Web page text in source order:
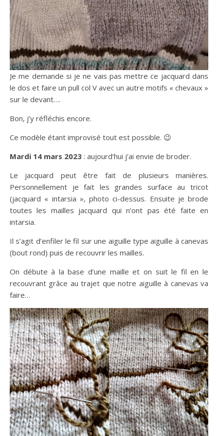
Je me demande si je ne vais pas mettre ce jacquard dans
le dos et faire un pull col V avec un autre motifs « chevaux »
sur le devant….
Bon, j’y réfléchis encore.
Ce modèle étant improvisé tout est possible. 😉
Mardi 14 mars 2023 : aujourd’hui j’ai envie de broder.
Le jacquard peut être fait de plusieurs manières.
Personnellement je fait les grandes surface au tricot
(jacquard « intarsia », photo ci-dessus. Ensuite je brode
toutes les mailles jacquard qui n’ont pas été faite en
intarsia.
Il s’agit d’enfiler le fil sur une aiguille type aiguille à canevas
(bout rond) puis de recouvrir les mailles.
On débute à la base d’une maille et on suit le fil en le
recouvrant grâce au trajet que notre aiguille à canevas va
faire…